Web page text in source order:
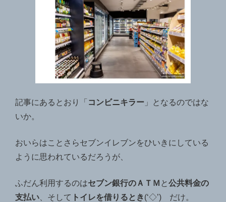
記事にあるとおり「 コンビニキラー 」となるのではな
いか。
おいらはことさらセブンイレブンをひいきにしている
ように思われているだろうが、
ふだん利用するのはセブン銀行のＡＴＭ と公共料金の
支払い 、そして トイレを借りるとき(‘◇’)ゞだけ。